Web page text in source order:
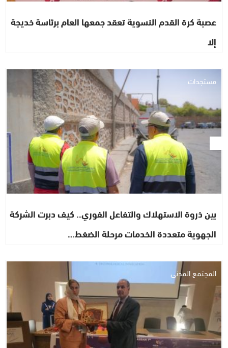
عصبة كرة القدم النسوية تعقد جمعها العام برئاسة خديجة
إلا
مستجدات
بين ذروة الاستهلاك والتفاعل الفوري.. كيف دبرت الشركة
الجهوية متعددة الخدمات مرحلة الضغط…
المجتمع المدني